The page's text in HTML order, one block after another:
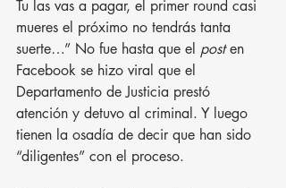
Tu las vas a pagar, el primer round casi
mueres el próximo no tendrás tanta
suerte…” No fue hasta que el post en
Facebook se hizo viral que el
Departamento de Justicia prestó
atención y detuvo al criminal. Y luego
tienen la osadía de decir que han sido
“diligentes” con el proceso.